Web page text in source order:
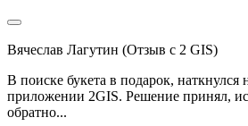
Вячеслав Лагутин (Отзыв с 2 GIS)
В поиске букета в подарок,
приложении 2GIS. Решение принял,
обратно...